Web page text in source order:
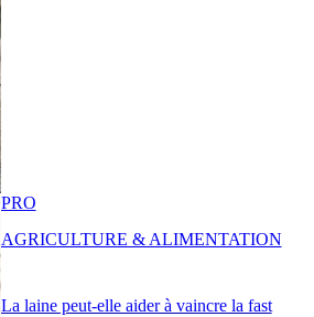
La laine peut-elle aider à vaincre la fast
PRO
AGRICULTURE & ALIMENTATION